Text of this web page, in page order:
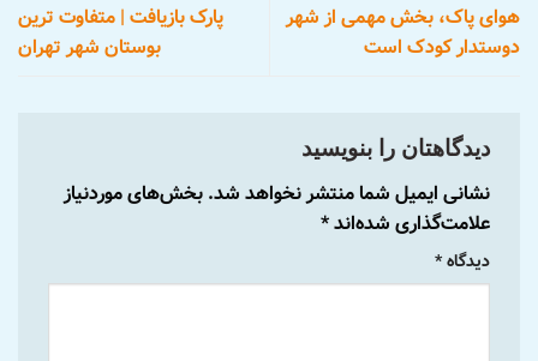
هوای پاک، بخش مهمی از شهر
دوستدار کودک است
پارک بازیافت | متفاوت ترین
بوستان شهر تهران
دیدگاهتان را بنویسید
نشانی ایمیل شما منتشر نخواهد شد. بخش‌های موردنیاز
علامت‌گذاری شده‌اند*
دیدگاه*